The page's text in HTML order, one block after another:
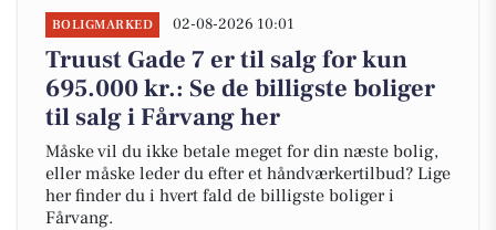
BOLIGMARKED 02-08-2026 10:01
Truust Gade 7 er til salg for kun
695.000 kr.: Se de billigste boliger
til salg i Fårvang her
Måske vil du ikke betale meget for din næste bolig,
eller måske leder du efter et håndværkertilbud? Lige
her finder du i hvert fald de billigste boliger i
Fårvang.